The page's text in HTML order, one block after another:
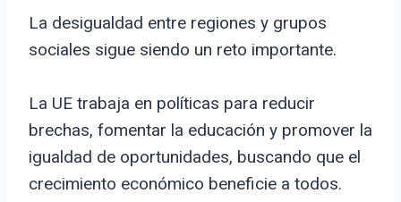
La desigualdad entre regiones y grupos
sociales sigue siendo un reto importante.
La UE trabaja en políticas para reducir
brechas, fomentar la educación y promover la
igualdad de oportunidades, buscando que el
crecimiento económico beneficie a todos.